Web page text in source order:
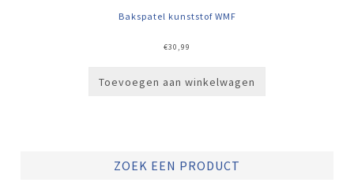
Bakspatel kunststof WMF
€30,99
Toevoegen aan winkelwagen
ZOEK EEN PRODUCT